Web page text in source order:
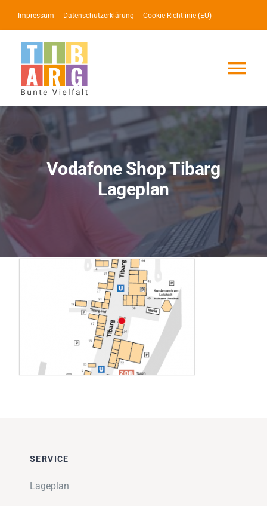
Inhalt
springen
Impressum Datenschutzerklärung Cookie-Richtlinie (EU)
Service
Vodafone Shop Tibarg
Lageplan
SERVICE
Lageplan